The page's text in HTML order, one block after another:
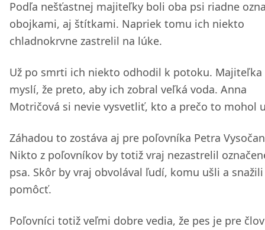
Podľa nešťastnej majiteľky boli oba psi riadne
obojkami, aj štítkami. Napriek tomu ich niekto
chladnokrvne zastrelil na lúke.
Už po smrti ich niekto odhodil k potoku. Majiteľka
myslí, že preto, aby ich zobral veľká voda. Anna
Motričová si nevie vysvetliť, kto a prečo to mohol
Záhadou to zostáva aj pre poľovníka Petra
Nikto z poľovníkov by totiž vraj nezastrelil
psa. Skôr by vraj obvolával ľudí, komu ušli a
pomôcť.
Poľovníci totiž veľmi dobre vedia, že pes je pre